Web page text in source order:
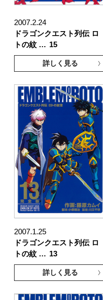
2007.2.24
ドラゴンクエスト列伝 ロ
トの紋 … 15
詳しく見る
2007.1.25
ドラゴンクエスト列伝 ロ
トの紋 … 13
詳しく見る